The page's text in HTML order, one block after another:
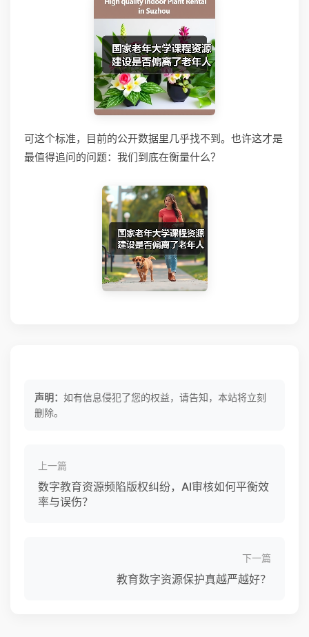
可这个标准，目前的公开数据里几乎找不到。也许这才是
最值得追问的问题：我们到底在衡量什么？
声明： 如有信息侵犯了您的权益，请告知，本站将立刻
删除。
上一篇
数字教育资源频陷版权纠纷，AI审核如何平衡效
率与误伤？
下一篇
教育数字资源保护真越严越好？